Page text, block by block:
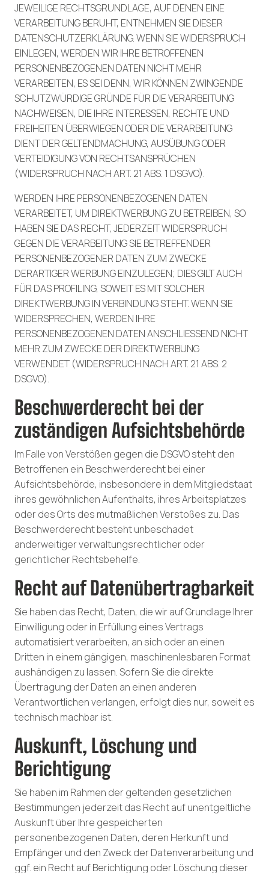
JEWEILIGE RECHTSGRUNDLAGE, AUF DENEN EINE
VERARBEITUNG BERUHT, ENTNEHMEN SIE DIESER
DATENSCHUTZERKLÄRUNG. WENN SIE WIDERSPRUCH
EINLEGEN, WERDEN WIR IHRE BETROFFENEN
PERSONENBEZOGENEN DATEN NICHT MEHR
VERARBEITEN, ES SEI DENN, WIR KÖNNEN ZWINGENDE
SCHUTZWÜRDIGE GRÜNDE FÜR DIE VERARBEITUNG
NACHWEISEN, DIE IHRE INTERESSEN, RECHTE UND
FREIHEITEN ÜBERWIEGEN ODER DIE VERARBEITUNG
DIENT DER GELTENDMACHUNG, AUSÜBUNG ODER
VERTEIDIGUNG VON RECHTSANSPRÜCHEN
(WIDERSPRUCH NACH ART. 21 ABS. 1 DSGVO).
WERDEN IHRE PERSONENBEZOGENEN DATEN
VERARBEITET, UM DIREKTWERBUNG ZU BETREIBEN, SO
HABEN SIE DAS RECHT, JEDERZEIT WIDERSPRUCH
GEGEN DIE VERARBEITUNG SIE BETREFFENDER
PERSONENBEZOGENER DATEN ZUM ZWECKE
DERARTIGER WERBUNG EINZULEGEN; DIES GILT AUCH
FÜR DAS PROFILING, SOWEIT ES MIT SOLCHER
DIREKTWERBUNG IN VERBINDUNG STEHT. WENN SIE
WIDERSPRECHEN, WERDEN IHRE
PERSONENBEZOGENEN DATEN ANSCHLIESSEND NICHT
MEHR ZUM ZWECKE DER DIREKTWERBUNG
VERWENDET (WIDERSPRUCH NACH ART. 21 ABS. 2
DSGVO).
Beschwerde­recht bei der
zuständigen Aufsichts­behörde
Im Falle von Verstößen gegen die DSGVO steht den
Betroffenen ein Beschwerderecht bei einer
Aufsichtsbehörde, insbesondere in dem Mitgliedstaat
ihres gewöhnlichen Aufenthalts, ihres Arbeitsplatzes
oder des Orts des mutmaßlichen Verstoßes zu. Das
Beschwerderecht besteht unbeschadet
anderweitiger verwaltungsrechtlicher oder
gerichtlicher Rechtsbehelfe.
Recht auf Daten­übertrag­barkeit
Sie haben das Recht, Daten, die wir auf Grundlage Ihrer
Einwilligung oder in Erfüllung eines Vertrags
automatisiert verarbeiten, an sich oder an einen
Dritten in einem gängigen, maschinenlesbaren Format
aushändigen zu lassen. Sofern Sie die direkte
Übertragung der Daten an einen anderen
Verantwortlichen verlangen, erfolgt dies nur, soweit es
technisch machbar ist.
Auskunft, Löschung und
Berichtigung
Sie haben im Rahmen der geltenden gesetzlichen
Bestimmungen jederzeit das Recht auf unentgeltliche
Auskunft über Ihre gespeicherten
personenbezogenen Daten, deren Herkunft und
Empfänger und den Zweck der Datenverarbeitung und
ggf. ein Recht auf Berichtigung oder Löschung dieser